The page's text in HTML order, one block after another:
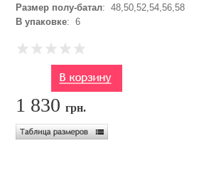
Размер полу-батал: 48,50,52,54,56,58
В упаковке: 6
1 830грн.